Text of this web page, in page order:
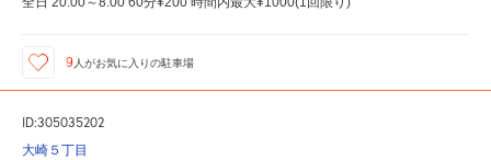
9人がお気に入りの駐車場
ID:305035202
大崎５丁目